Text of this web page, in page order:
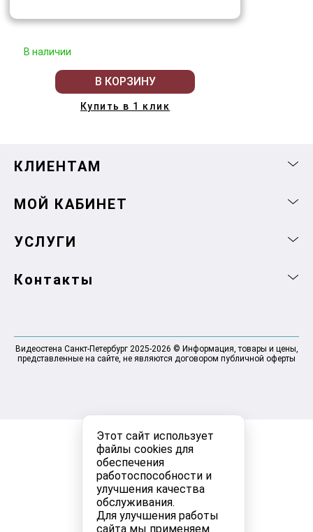
Этот сайт использует
файлы cookies для
обеспечения
работоспособности и
улучшения качества
обслуживания.
Для улучшения работы
сайта мы применяем
В наличии
В КОРЗИНУ
Купить в 1 клик
КЛИЕНТАМ
МОЙ КАБИНЕТ
УСЛУГИ
Контакты
Видеостена Санкт-Петербург 2025-2026 © Информация, товары и цены,
представленные на сайте, не являются договором публичной оферты